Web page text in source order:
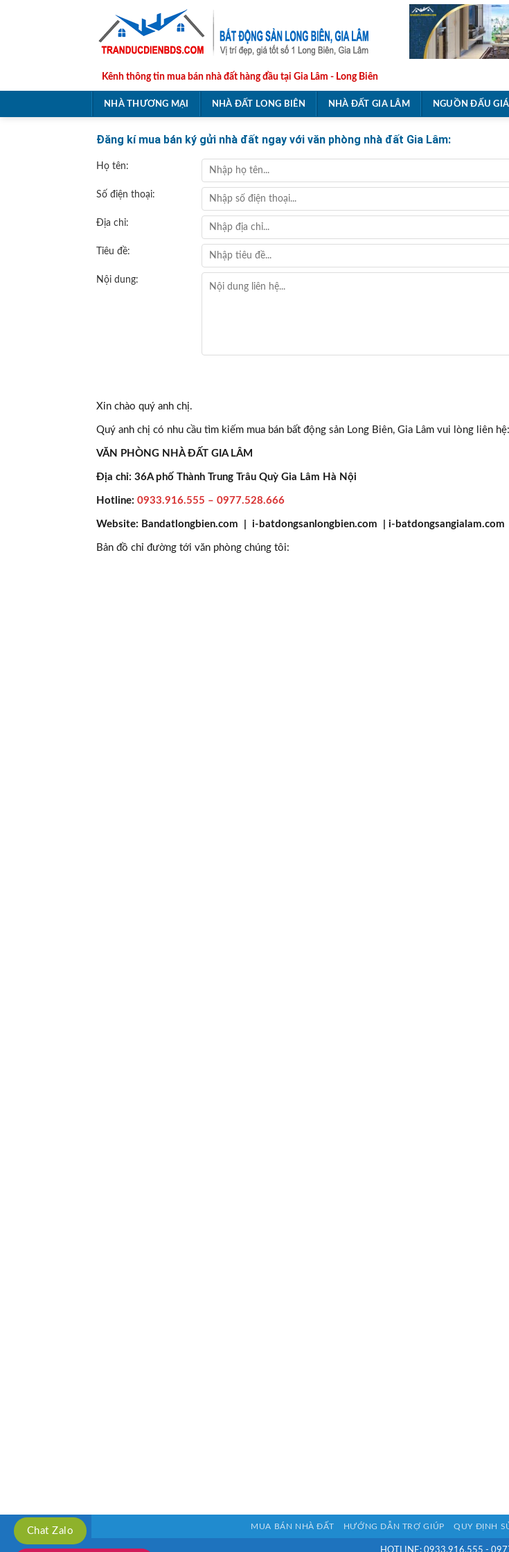
Kênh thông tin mua bán nhà đất hàng đầu tại Gia Lâm - Long Biên
NHÀ THƯƠNG MẠI NHÀ ĐẤT LONG BIÊN NHÀ ĐẤT GIA LÂM NGUỒN ĐẤU
Đăng kí mua bán ký gửi nhà đất ngay với văn phòng nhà đất Gia Lâm:
Họ tên:
Số điện thoại:
Địa chỉ:
Tiêu đề:
Nội dung:
Xin chào quý anh chị.
Quý anh chị có nhu cầu tìm kiếm mua bán bất động sản Long Biên, Gia Lâm vui lòng liên hệ:
VĂN PHÒNG NHÀ ĐẤT GIA LÂM
Địa chỉ: 36A phố Thành Trung Trâu Quỳ Gia Lâm Hà Nội
Hotline: 0933.916.555 – 0977.528.666
Website: Bandatlongbien.com | i-batdongsanlongbien.com | i-batdongsangialam.com
Bản đồ chỉ đường tới văn phòng chúng tôi:
MUA BÁN NHÀ ĐẤT HƯỚNG DẪN TRỢ GIÚP QUY ĐỊNH
Chat Zalo